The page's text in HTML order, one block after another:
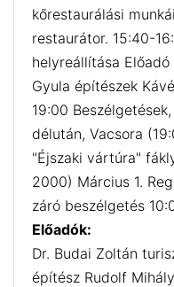
kőrestaurálási
restaurátor. 15:40-
helyreállítása
Gyula építészek
19:00
délután, Vacsora
"Éjszaki vártúra"
2000) Március 1.
záró beszélgetés
Előadók:
Dr. Budai Zoltán
építész Rudolf